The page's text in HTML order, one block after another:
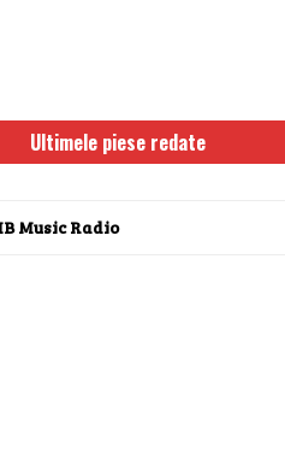
Ultimele piese redate
Music Radio